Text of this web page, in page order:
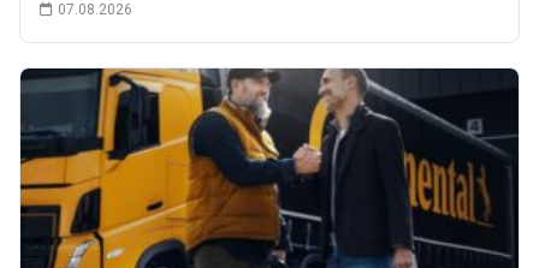
07.08.2026